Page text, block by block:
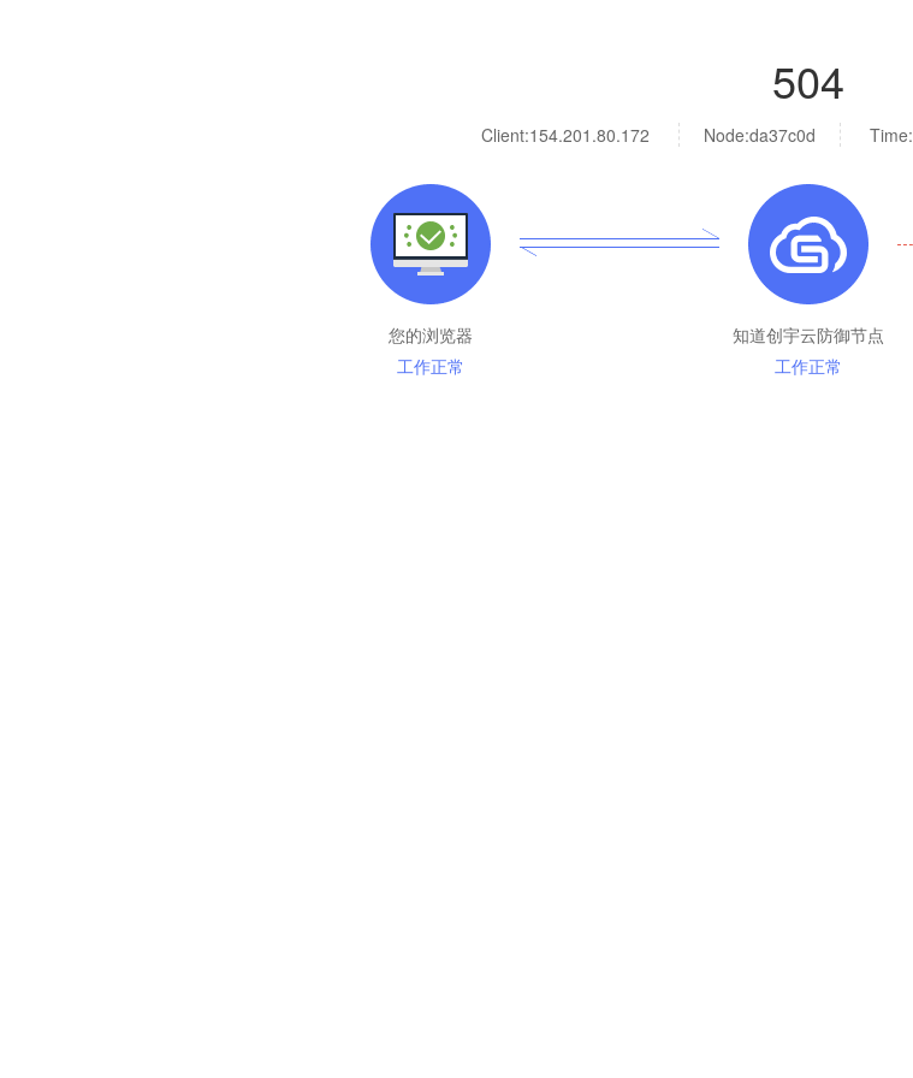
504
Client:154.201.80.172 Node:da37c0d Time:
您的浏览器
工作正常
知道创宇云防御节点
工作正常